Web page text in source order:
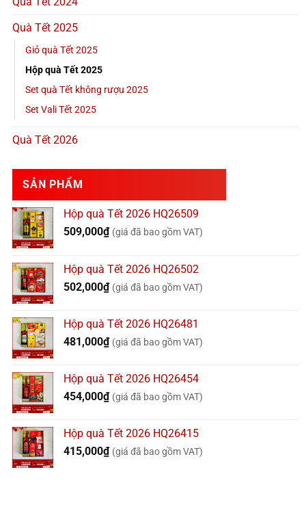
Quà Tết 2025
Giỏ quà Tết 2025
Hộp quà Tết 2025
Set quà Tết không rượu 2025
Set Vali Tết 2025
Quà Tết 2026
SẢN PHẨM
Hộp quà Tết 2026 HQ26509
509,000₫ (giá đã bao gồm VAT)
Hộp quà Tết 2026 HQ26502
502,000₫ (giá đã bao gồm VAT)
Hộp quà Tết 2026 HQ26481
481,000₫ (giá đã bao gồm VAT)
Hộp quà Tết 2026 HQ26454
454,000₫ (giá đã bao gồm VAT)
Hộp quà Tết 2026 HQ26415
415,000₫ (giá đã bao gồm VAT)